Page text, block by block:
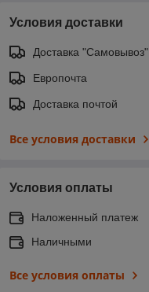
Условия доставки
Доставка "Самовывоз"
Европочта
Доставка почтой
Все условия доставки
Условия оплаты
Наложенный платеж
Наличными
Все условия оплаты